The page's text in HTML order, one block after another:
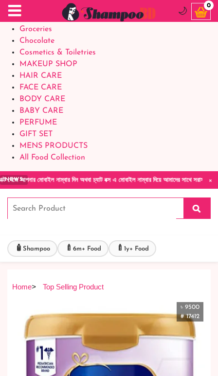
Food Supplements
Baby Foods
Groceries
Chocolate
Cosmetics & Toiletries
MAKEUP SHOP
HAIR CARE
FACE CARE
BODY CARE
BABY CARE
PERFUME
GIFT SET
MENS PRODUCTS
All Food Collection
×
NEWSনাম্বার দিন অথবা চ্যাট বক্স এ মোবাইল নাম্বার দিয়ে আমাদের সাথে সরাসরি কথা বলুন|
🌙
0
🧴 Shampoo 🍼 6m+ Food 🍼 1y+ Food
Home> Top Selling Product
৳ 9500
# 17412